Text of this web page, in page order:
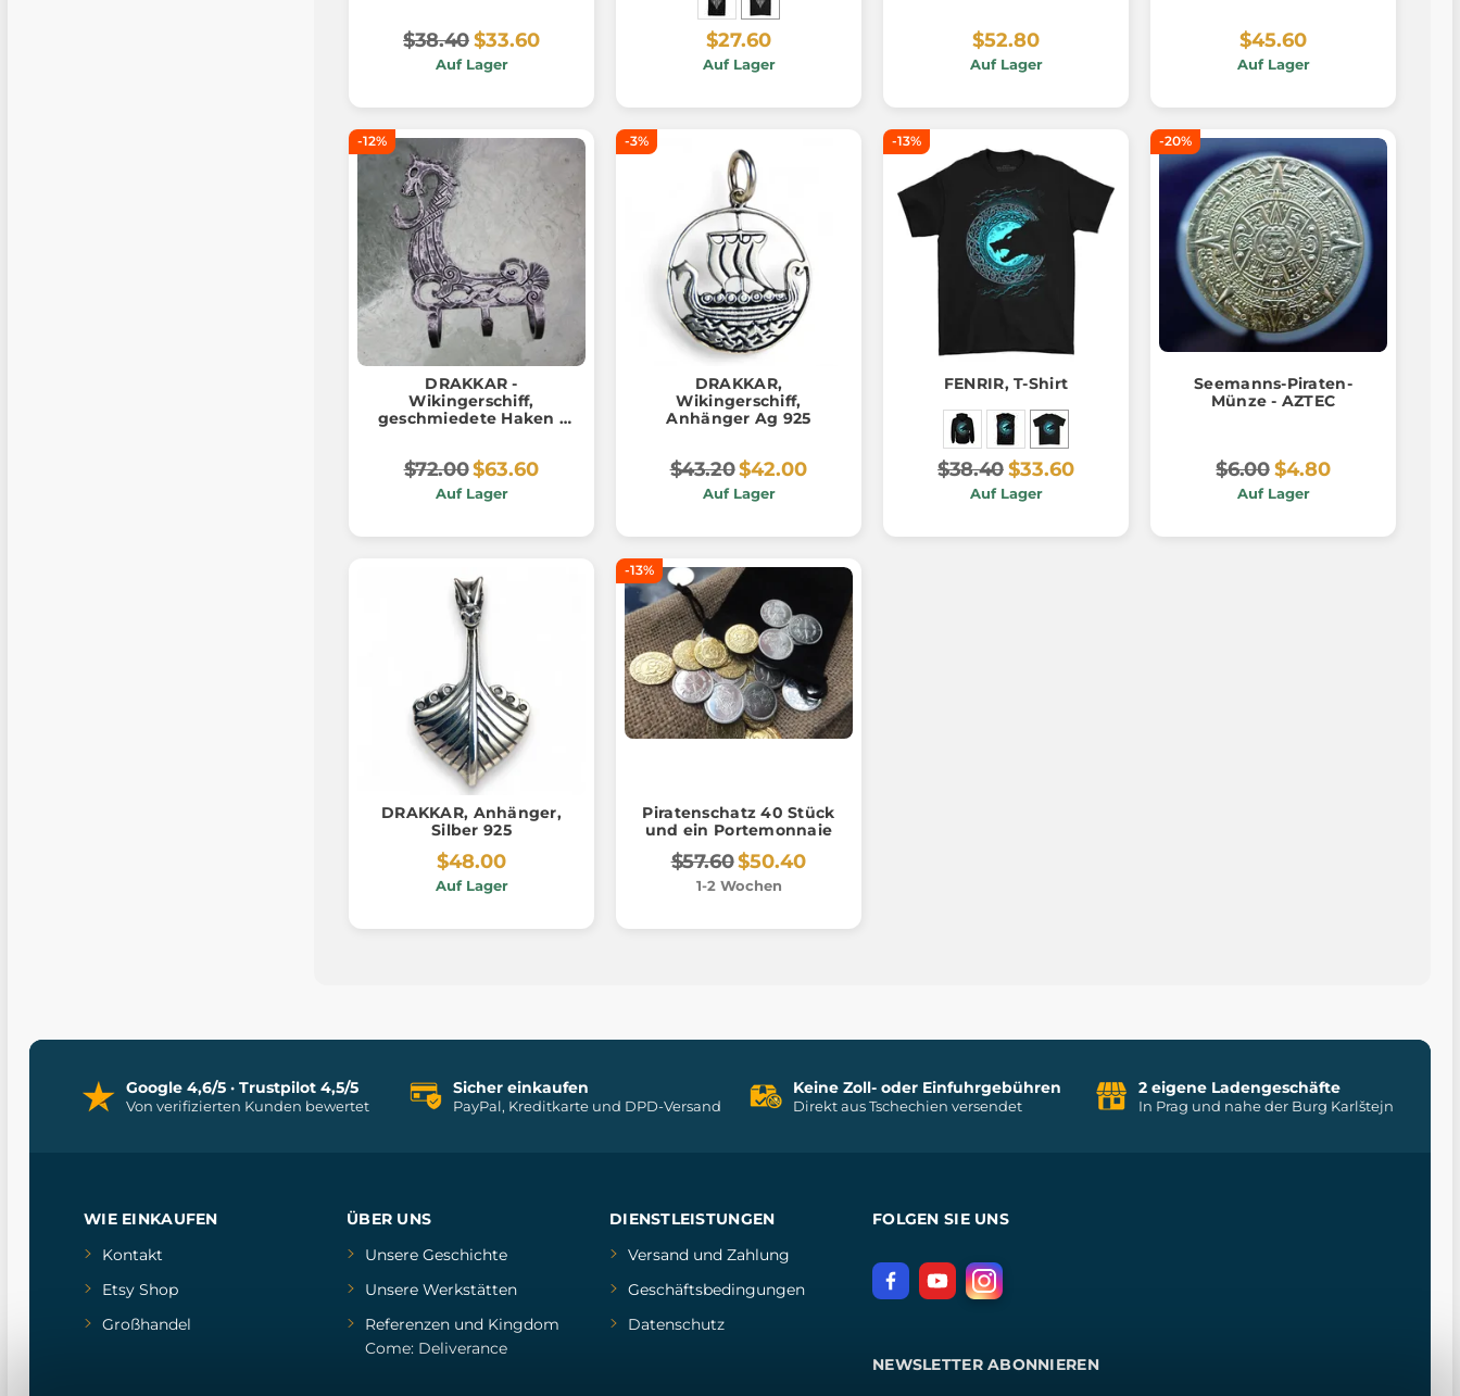
$38.40$33.60
Auf Lager
$27.60
Auf Lager
$52.80
Auf Lager
$45.60
Auf Lager
-12%
DRAKKAR -
Wikingerschiff,
geschmiedete Haken /
$72.00$63.60
Auf Lager
-3%
DRAKKAR,
Wikingerschiff,
Anhänger Ag 925
$43.20$42.00
Auf Lager
-13%
FENRIR, T-Shirt
$38.40$33.60
Auf Lager
-20%
Seemanns-Piraten-
Münze - AZTEC
$6.00 $4.80
Auf Lager
DRAKKAR, Anhänger,
Silber 925
$48.00
Auf Lager
-13%
Piratenschatz 40 Stück
und ein Portemonnaie
$57.60$50.40
1-2 Wochen
Google 4,6/5 · Trustpilot 4,5/5
Von verifizierten Kunden bewertet
Sicher einkaufen
PayPal, Kreditkarte und DPD-Versand
Keine Zoll- oder Einfuhrgebühren
Direkt aus Tschechien versendet
2 eigene Ladengeschäfte
In Prag und nahe der Burg Karlštejn
WIE EINKAUFEN
Kontakt
Etsy Shop
Großhandel
ÜBER UNS
Unsere Geschichte
Unsere Werkstätten
Referenzenund Kingdom
Come: Deliverance
DIENSTLEISTUNGEN
Versand und Zahlung
Geschäftsbedingungen
Datenschutz
FOLGEN SIE UNS
NEWSLETTER ABONNIEREN